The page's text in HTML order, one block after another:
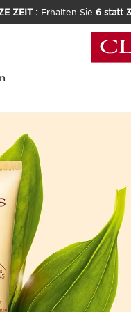
ZEIT : Erhalten Sie 6 statt